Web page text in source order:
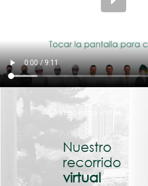
RECORRIDO VIRTUAL
Nuestro
recorrido
virtual